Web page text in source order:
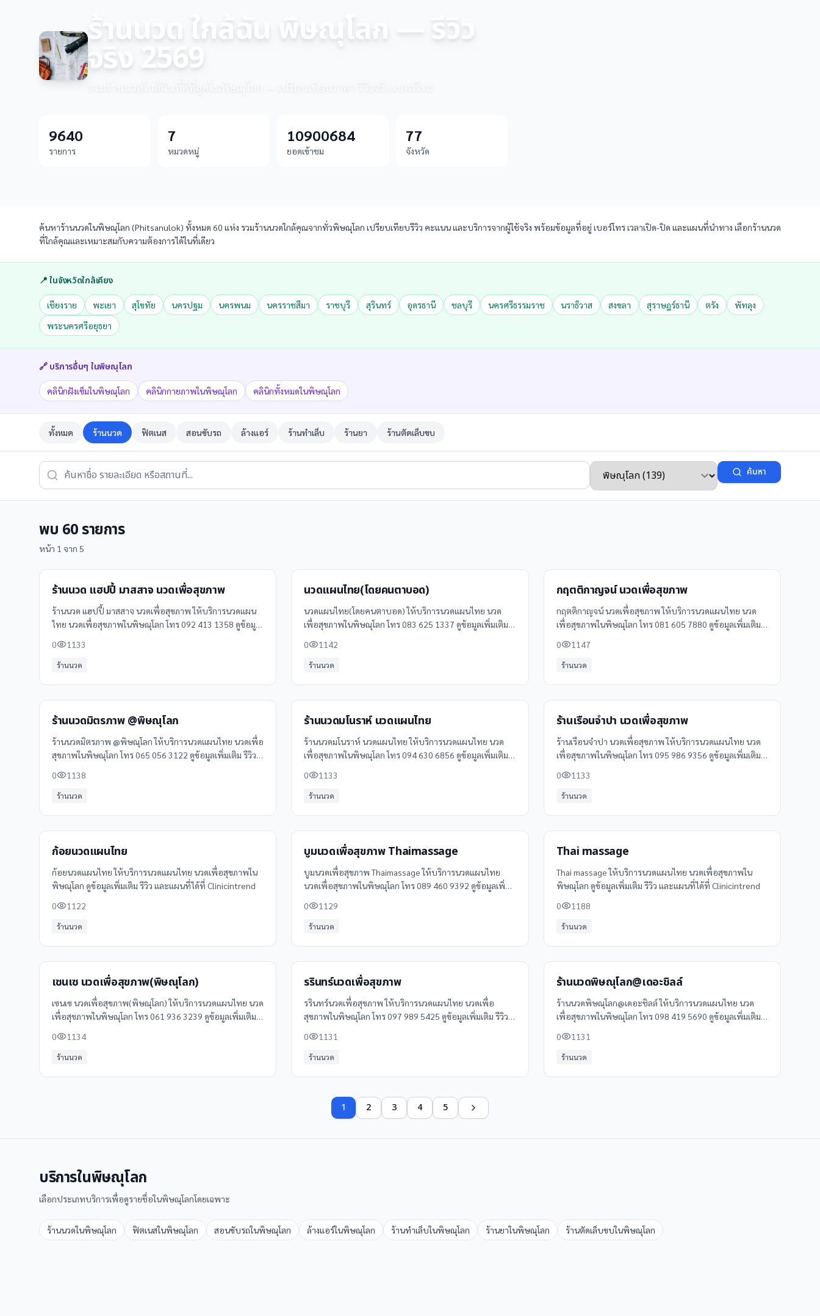
ร้านนวด ใกล้ฉัน พิษณุโลก — รีวิว
จริง 2569
รวมร้านนวดใกล้ฉันที่ดีที่สุดในพิษณุโลก — เปรียบเทียบราคา รีวิวจริง เบอร์โทร
9640
รายการ
7
หมวดหมู่
10900684
ยอดเข้าชม
77
จังหวัด
ค้นหาร้านนวดในพิษณุโลก (Phitsanulok) ทั้งหมด 60 แห่ง รวมร้านนวดใกล้คุณจากทั่วพิษณุโลก เปรียบเทียบรีวิว คะแนน และบริการจากผู้ใช้จริง พร้อมข้อมูลที่อยู่ เบอร์โทร เวลาเปิด-ปิด และแผนที่นำทาง เลือกร้านนวด
ที่ใกล้คุณและเหมาะสมกับความต้องการได้ในที่เดียว
📍 ในจังหวัดใกล้เคียง
เชียงราย พะเยา สุโขทัย นครปฐม นครพนม นครราชสีมา ราชบุรี สุรินทร์ อุดรธานี ชลบุรี นครศรีธรรมราช นราธิวาส สงขลา สุราษฎร์ธานี ตรัง
พัทลุง
พระนครศรีอยุธยา
🔗 บริการอื่นๆ ในพิษณุโลก
คลินิกฝังเข็มในพิษณุโลก คลินิกกายภาพในพิษณุโลก คลินิกทั้งหมดในพิษณุโลก
ทั้งหมด ร้านนวด ฟิตเนส สอนขับรถ ล้างแอร์ ร้านทำเล็บ ร้านยา ร้านตัดเล็บขบ
ค้นหา
พบ 60รายการ
หน้า 1 จาก 5
ร้านนวด แฮปปี้ มาสสาจ นวดเพื่อสุขภาพ
ร้านนวด แฮปปี้ มาสสาจ นวดเพื่อสุขภาพ ให้บริการนวดแผน
ไทย นวดเพื่อสุขภาพในพิษณุโลก โทร 092 413 1358 ดูข้อมูล
0 1133
ร้านนวด
นวดแผนไทย(โดยคนตาบอด)
นวดแผนไทย(โดยคนตาบอด) ให้บริการนวดแผนไทย นวด
เพื่อสุขภาพในพิษณุโลก โทร 083 625 1337 ดูข้อมูลเพิ่มเติม
0 1142
ร้านนวด
กฤตติกาญจน์ นวดเพื่อสุขภาพ
กฤตติกาญจน์ นวดเพื่อสุขภาพ ให้บริการนวดแผนไทย นวด
เพื่อสุขภาพในพิษณุโลก โทร 081 605 7880 ดูข้อมูลเพิ่มเติม
0 1147
ร้านนวด
ร้านนวดมิตรภาพ @พิษณุโลก
ร้านนวดมิตรภาพ @พิษณุโลก ให้บริการนวดแผนไทย นวดเพื่อ
สุขภาพในพิษณุโลก โทร 065 056 3122 ดูข้อมูลเพิ่มเติม รีวิว
0 1138
ร้านนวด
ร้านนวดมโนราห์ นวดแผนไทย
ร้านนวดมโนราห์ นวดแผนไทย ให้บริการนวดแผนไทย นวด
เพื่อสุขภาพในพิษณุโลก โทร 094 630 6856 ดูข้อมูลเพิ่มเติม
0 1133
ร้านนวด
ร้านเรือนจำปา นวดเพื่อสุขภาพ
ร้านเรือนจำปา นวดเพื่อสุขภาพ ให้บริการนวดแผนไทย นวด
เพื่อสุขภาพในพิษณุโลก โทร 095 986 9356 ดูข้อมูลเพิ่มเติม
0 1133
ร้านนวด
ก้อยนวดแผนไทย
ก้อยนวดแผนไทย ให้บริการนวดแผนไทย นวดเพื่อสุขภาพใน
พิษณุโลก ดูข้อมูลเพิ่มเติม รีวิว และแผนที่ได้ที่ Clinicintrend
0
1122
ร้านนวด
บูมนวดเพื่อสุขภาพ Thaimassage
บูมนวดเพื่อสุขภาพ Thaimassage ให้บริการนวดแผนไทย
นวดเพื่อสุขภาพในพิษณุโลก โทร 089 460 9392 ดูข้อมูลเพิ่ม
0 1129
ร้านนวด
Thai massage
Thai massage ให้บริการนวดแผนไทย นวดเพื่อสุขภาพใน
พิษณุโลก ดูข้อมูลเพิ่มเติม รีวิว และแผนที่ได้ที่ Clinicintrend
0
1188
ร้านนวด
เซนเซ นวดเพื่อสุขภาพ(พิษณุโลก)
เซนเซ นวดเพื่อสุขภาพ(พิษณุโลก) ให้บริการนวดแผนไทย นวด
เพื่อสุขภาพในพิษณุโลก โทร 061 936 3239 ดูข้อมูลเพิ่มเติม
0 1134
ร้านนวด
รรินทร์นวดเพื่อสุขภาพ
รรินทร์นวดเพื่อสุขภาพ ให้บริการนวดแผนไทย นวดเพื่อ
สุขภาพในพิษณุโลก โทร 097 989 5425 ดูข้อมูลเพิ่มเติม รีวิว
0 1131
ร้านนวด
ร้านนวดพิษณุโลก@เดอะชิลล์
ร้านนวดพิษณุโลก@เดอะชิลล์ ให้บริการนวดแผนไทย นวด
เพื่อสุขภาพในพิษณุโลก โทร 098 419 5690 ดูข้อมูลเพิ่มเติม
0 1131
ร้านนวด
1 2 3 4 5
บริการในพิษณุโลก
เลือกประเภทบริการเพื่อดูรายชื่อในพิษณุโลกโดยเฉพาะ
ร้านนวดในพิษณุโลก ฟิตเนสในพิษณุโลก สอนขับรถในพิษณุโลก ล้างแอร์ในพิษณุโลก ร้านทำเล็บในพิษณุโลก ร้านยาในพิษณุโลก ร้านตัดเล็บขบในพิษณุโลก